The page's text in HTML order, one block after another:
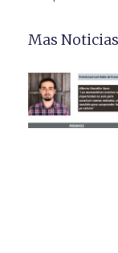
Mas Noticias